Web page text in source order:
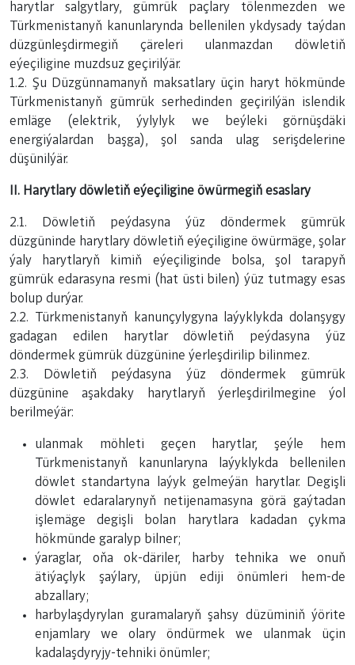
harytlar salgytlary, gümrük paçlary tölenmezden we
Türkmenistanyň kanunlarynda bellenilen ykdysady taýdan
düzgünleşdirmegiň çäreleri ulanmazdan döwletiň
eýeçiligine muzdsuz geçirilýär.
1.2. Şu Düzgünnamanyň maksatlary üçin haryt hökmünde
Türkmenistanyň gümrük serhedinden geçirilýän islendik
emläge (elektrik, ýylylyk we beýleki görnüşdäki
energiýalardan başga), şol sanda ulag serişdelerine
düşünilýär.
II. Harytlary döwletiň eýeçiligine öwürmegiň esaslary
2.1. Döwletiň peýdasyna ýüz döndermek gümrük
düzgüninde harytlary döwletiň eýeçiligine öwürmäge, şolar
ýaly harytlaryň kimiň eýeçiliginde bolsa, şol tarapyň
gümrük edarasyna resmi (hat üsti bilen) ýüz tutmagy esas
bolup durýar.
2.2. Türkmenistanyň kanunçylygyna laýyklykda dolanşygy
gadagan edilen harytlar döwletiň peýdasyna ýüz
döndermek gümrük düzgünine ýerleşdirilip bilinmez.
2.3. Döwletiň peýdasyna ýüz döndermek gümrük
düzgünine aşakdaky harytlaryň ýerleşdirilmegine ýol
berilmeýär:
ulanmak möhleti geçen harytlar, şeýle hem
Türkmenistanyň kanunlaryna laýyklykda bellenilen
döwlet standartyna laýyk gelmeýän harytlar. Degişli
döwlet edaralarynyň netijenamasyna görä gaýtadan
işlemäge degişli bolan harytlara kadadan çykma
hökmünde garalyp bilner;
ýaraglar, oňa ok-däriler, harby tehnika we onuň
ätiýaçlyk şaýlary, üpjün ediji önümleri hem-de
abzallary;
harbylaşdyrylan guramalaryň şahsy düzüminiň ýörite
enjamlary we olary öndürmek we ulanmak üçin
kadalaşdyryjy-tehniki önümler;